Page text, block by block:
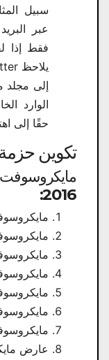
سبيل
عبر
فقط إذا
إلى
الوارد
حقًا إلى
تكوين
2016:
مايكروسوفت
مايكروسوفت
مايكروسوفت
عارض